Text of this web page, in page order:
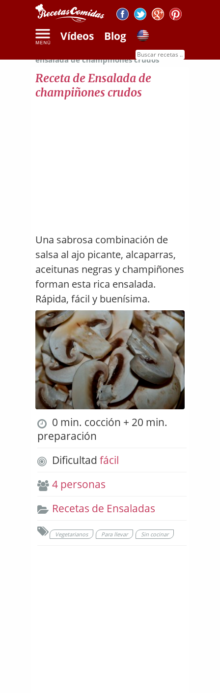
Vídeos Blog
Receta de
ensalada de champiñones crudos
Receta de Ensalada de
champiñones crudos
Una sabrosa combinación de
salsa al ajo picante, alcaparras,
aceitunas negras y champiñones
forman esta rica ensalada.
Rápida, fácil y buenísima.
0 min. cocción + 20 min.
preparación
Dificultad fácil
4 personas
Recetas de Ensaladas
Vegetarianos Para llevar Sin cocinar